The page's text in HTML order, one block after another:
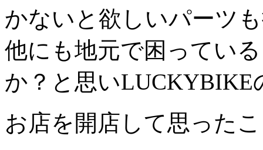
かないと欲しいパーツ
他にも地元で困ってい
か？と思いLUCKYBIKE
お店を開店して思った